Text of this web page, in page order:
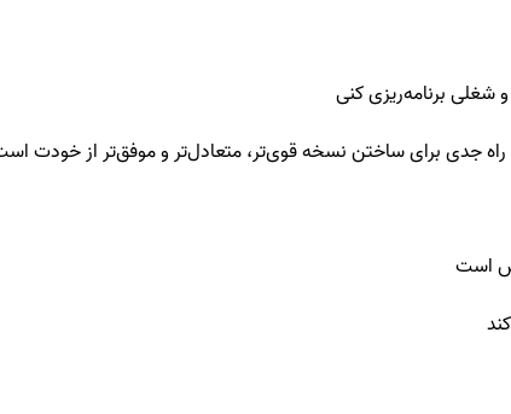
برنامه‌ریزی کنی
جدی برای ساختن نسخه قوی‌تر، متعادل‌تر و موفق‌تر از خودت
است